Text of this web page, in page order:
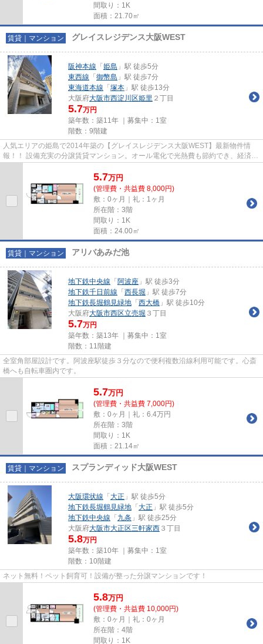
間取り：1K
面積：21.70㎡
賃貸｜マンション グレイスレジデンス大阪WEST
阪神本線 「 姫島 」駅 徒歩5分
東西線 「 御幣島 」駅 徒歩7分
東海道本線 「 塚本 」駅 徒歩13分
大阪府大阪市西淀川区姫里 ２丁目
5.7万円
築年数：築11年 ｜募集中： 1室
階数：9階建
人気エリアの姫島で2014年築の【グレイスレジデンス大阪WEST】最新物件情
報！！ 設備充実の分譲賃貸マンション。オール電化で光熱費も節約でき、経済的
5.7万円
(管理費・共益費 8,000円)
敷：0ヶ月｜礼：1ヶ月
所在階：3階
間取り：1K
面積：24.00㎡
賃貸｜マンション アリバあみだ池
地下鉄中央線 「 阿波座 」駅 徒歩3分
地下鉄千日前線 「 西長堀 」駅 徒歩7分
地下鉄長堀鶴見緑地 「 西大橋 」駅 徒歩10分
大阪府大阪市西区立売堀 ３丁目
5.7万円
築年数：築13年 ｜募集中： 1室
階数：11階建
全室角部屋設計です。阿波座駅徒歩３分なので便利複数沿線利用可能です。心斎
橋へも自転車圏内です。
5.7万円
(管理費・共益費 7,000円)
敷：0ヶ月｜礼：6.4万円
所在階：3階
間取り：1K
面積：21.14㎡
賃貸｜マンション スプランディッド大阪WEST
大阪環状線 「 大正 」駅 徒歩5分
地下鉄長堀鶴見緑地 「 大正 」駅 徒歩5分
地下鉄中央線 「 九条 」駅 徒歩25分
大阪府大阪市大正区三軒家西 ３丁目
5.8万円
築年数：築10年 ｜募集中： 1室
階数：10階建
ネット無料！ペット飼育可！設備が整った分譲マンションです！
5.8万円
(管理費・共益費 10,000円)
敷：0ヶ月｜礼：0ヶ月
所在階：4階
間取り：1K